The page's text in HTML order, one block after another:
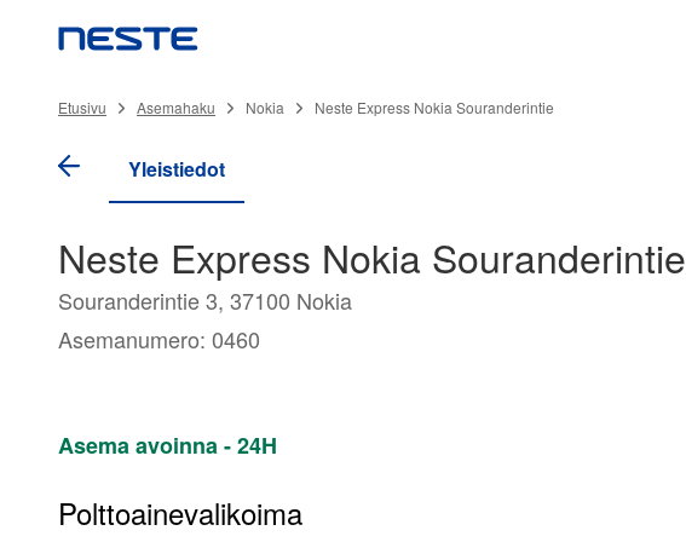
Etusivu Asemahaku Nokia Neste Express Nokia Souranderintie
Yleistiedot
Neste Express Nokia Souranderintie
Souranderintie 3, 37100 Nokia
Asemanumero: 0460
Asema avoinna - 24H
Polttoainevalikoima